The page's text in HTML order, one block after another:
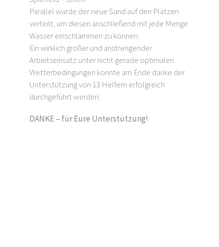
Parallel wurde der neue Sand auf den Plätzen
verteilt, um diesen anschließend mit jede Menge
Wasser einschlämmen zu können.
Ein wirklich großer und anstrengender
Arbeitseinsatz unter nicht gerade optimalen
Wetterbedingungen konnte am Ende danke der
Unterstützung von 13 Helfern erfolgreich
durchgeführt werden.
DANKE – für Eure Unterstützung!